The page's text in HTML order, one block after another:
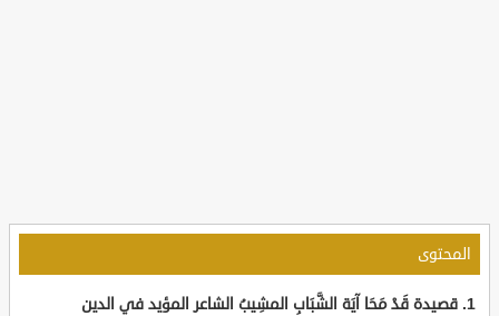
المحتوى
قصيدة قَدْ مَحَا آيَة الشَّبَابِ المشِيبُ الشاعر المؤيد في الدين